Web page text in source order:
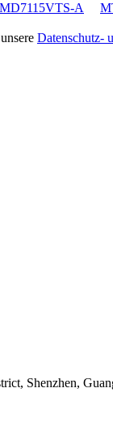
MD7115VTS-A
Datenschutz-
Shenzhen,